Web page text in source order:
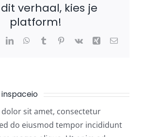
verhaal, kies je
platform!
LinkedInWhatsApp
TumblrPinterest
Vk Xing E-
inspaceio
sit amet, consectetur
do eiusmod tempor incididunt